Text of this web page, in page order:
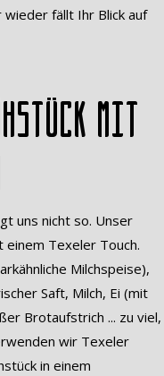
fällt Ihr Blick auf
mit
uns nicht so. Unser
einem Texeler Touch.
Milchspeise),
Saft, Milch, Ei (mit
Brotaufstrich ... zu viel,
wir Texeler
in einem